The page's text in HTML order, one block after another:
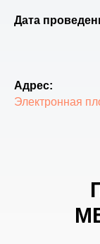
Дата
Адрес:
Электронная